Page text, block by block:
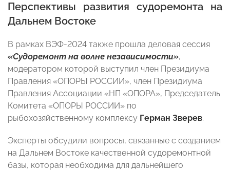
Перспективы развития судоремонта на
Дальнем Востоке
В рамках ВЭФ-2024 также прошла деловая сессия
«Судоремонт на волне независимости»,
модератором которой выступил член Президиума
Правления «ОПОРЫ РОССИИ», член Президиума
Правления Ассоциации «НП «ОПОРА», Председатель
Комитета «ОПОРЫ РОССИИ» по
рыбохозяйственному комплексу Герман Зверев.
Эксперты обсудили вопросы, связанные с созданием
на Дальнем Востоке качественной судоремонтной
базы, которая необходима для дальнейшего